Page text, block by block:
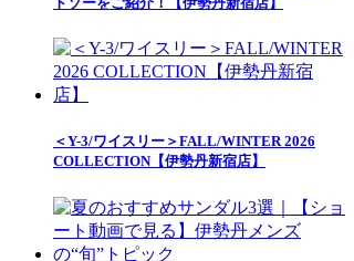
＜Y-3/ワイスリー＞FALL/WINTER 2026
COLLECTION【伊勢丹新宿店】